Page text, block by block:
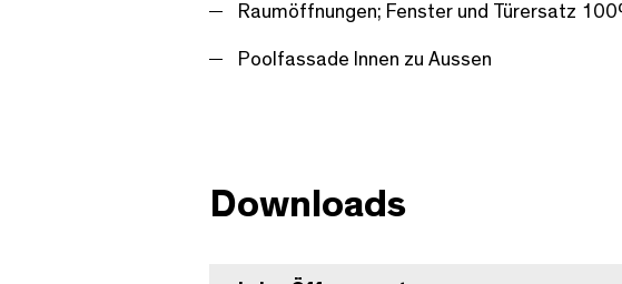
Raumöffnungen; Fenster und Türersatz
Poolfassade Innen zu Aussen
Downloads